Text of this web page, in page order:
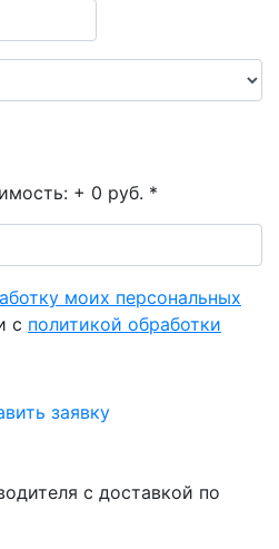
+ 0 руб. *
моих персональных
с политикой обработки
заявку
с доставкой по